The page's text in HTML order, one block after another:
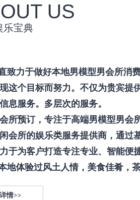
US
乐宝典
致力于做好本地男模型男会所消
这个目标而努力。不仅为贵宾提
息服务。多层次的服务。
所预订，专注于高端男模型男会
会所的娱乐类服务提供商，通过
于为客户打造专注专业、智能便
地体验过风土人情，美食佳肴，
情>>